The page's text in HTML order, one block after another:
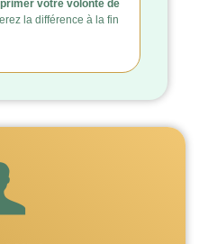
votre volonté de
la différence à la fin